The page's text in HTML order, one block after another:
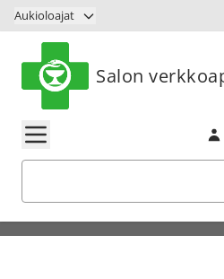
Siirry sisältöön
Aukioloajat
Salon